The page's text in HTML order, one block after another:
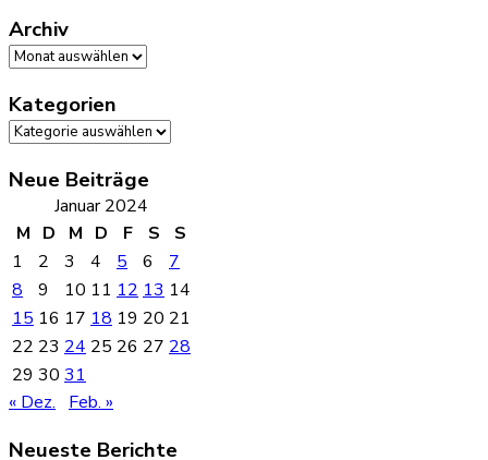
Archiv
Archiv
Kategorien
Kategorien
Neue Beiträge
Januar 2024
M D M D F S
S
1
2 3 4 5 6
7
8
9 10 11 12 13 14
15 16 17 18 19 20 21
22 23 24 25 26 27 28
29 30 31
« Dez.
Feb. »
Neueste Berichte